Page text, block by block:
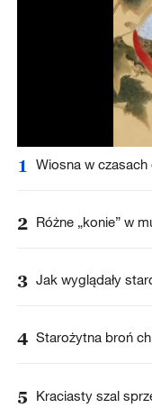
1 Wiosna w
2 Różne „konie” w
3 Jak wyglądały
4 Starożytna broń
5 Kraciasty szal